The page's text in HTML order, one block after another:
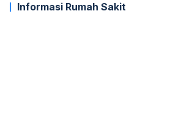
Informasi Rumah Sakit